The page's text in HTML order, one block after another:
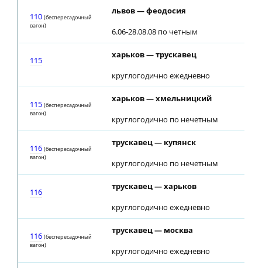
110 (беспересадочный
вагон)
львов — феодосия
6.06-28.08.08 по четным
115
харьков — трускавец
круглогодично ежедневно
115 (беспересадочный
вагон)
харьков — хмельницкий
круглогодично по нечетным
116 (беспересадочный
вагон)
трускавец — купянск
круглогодично по нечетным
116
трускавец — харьков
круглогодично ежедневно
116 (беспересадочный
вагон)
трускавец — москва
круглогодично ежедневно